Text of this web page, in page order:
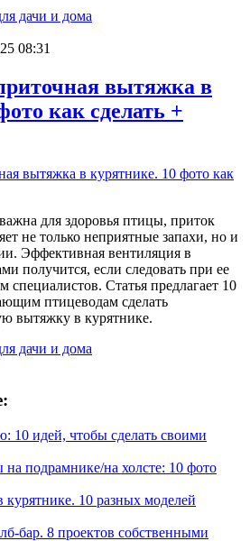
дачи и дома
08:31
вытяжка в
как сделать +
для здоровья птицы, приток
не только неприятные запахи, но и
Эффективная вентиляция в
получится, если следовать при ее
специалистов. Статья предлагает 10
птицеводам сделать
вытяжку в курятнике.
дачи и дома
10 идей, чтобы сделать своими
на подрамнике/на холсте: 10 фото
10 разных моделей
бар. 8 проектов собственными